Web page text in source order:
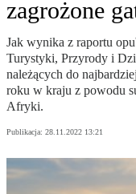
zagrożone
Jak wynika z raportu
Turystyki, Przyrody i
należących do
roku w kraju z powodu
Afryki.
Publikacja: 28.11.2022 13:21